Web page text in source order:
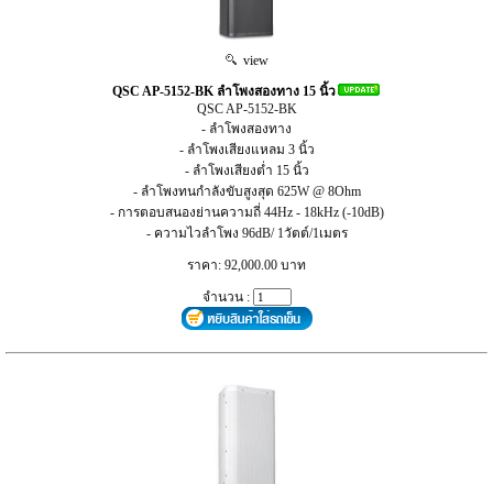
view
QSC AP-5152-BK ลำโพงสองทาง 15 นิ้ว
QSC AP-5152-BK
- ลำโพงสองทาง
- ลำโพงเสียงแหลม 3 นิ้ว
- ลำโพงเสียงต่ำ 15 นิ้ว
- ลำโพงทนกำลังขับสูงสุด 625W @ 8Ohm
- การตอบสนองย่านความถี่ 44Hz - 18kHz (-10dB)
- ความไวลำโพง 96dB/ 1วัตต์/1เมตร
ราคา: 92,000.00 บาท
จำนวน :